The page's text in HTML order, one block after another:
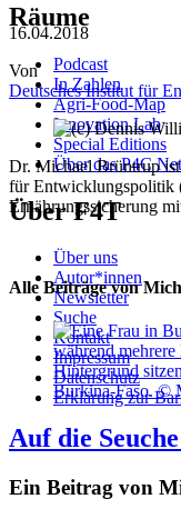
Räume
Podcast
In Zahlen
Agri-Food-Map
Innovation Lab
Special Editions
Über das P4C
Über F4T
Über uns
Autor*innen
Newsletter
Suche
Kontakt
Impressum
Datenschutz
Erklärung zur
16.04.2018
Von
Deutsches Institut für
Dr. Michael Brüntrup
für Entwicklungspolitik
Ernährungssicherung
Alle Beiträge von
Burkina-Faso. ©
Auf die
Ein Beitrag von